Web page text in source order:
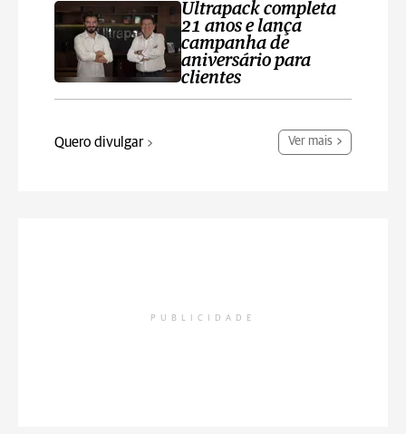
Ultrapack completa
21 anos e lança
campanha de
aniversário para
clientes
Quero divulgar Ver mais
PUBLICIDADE